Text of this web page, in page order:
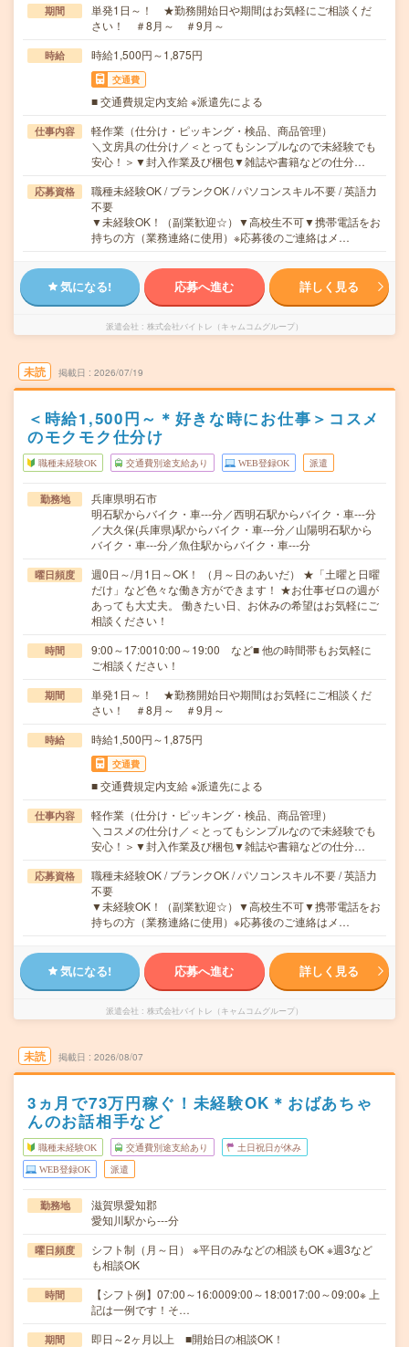
期間
単発1日～！ ★勤務開始日や期間はお気軽にご相談くだ
さい！ ＃8月～ ＃9月～
時給 時給1,500円～1,875円
交通費
■ 交通費規定内支給 ※派遣先による
仕事内容
軽作業（仕分け・ピッキング・検品、商品管理）
＼文房具の仕分け／＜とってもシンプルなので未経験でも
安心！＞▼封入作業及び梱包▼雑誌や書籍などの仕分…
応募資格
職種未経験OK / ブランクOK / パソコンスキル不要 / 英語力
不要
▼未経験OK！（副業歓迎☆）▼高校生不可▼携帯電話をお
持ちの方（業務連絡に使用）※応募後のご連絡はメ…
気になる! 応募へ進む 詳しく見る
派遣会社 株式会社バイトレ（キャムコムグループ）
未読 掲載日 2026/07/19
＜時給1,500円～＊好きな時にお仕事＞コスメ
のモクモク仕分け
職種未経験OK 交通費別途支給あり WEB登録OK 派遣
勤務地
兵庫県明石市
明石駅からバイク・車---分／西明石駅からバイク・車---分
／大久保(兵庫県)駅からバイク・車---分／山陽明石駅から
バイク・車---分／魚住駅からバイク・車---分
曜日頻度
週0日～/月1日～OK！ （月～日のあいだ） ★「土曜と日曜
だけ」など色々な働き方ができます！ ★お仕事ゼロの週が
あっても大丈夫。 働きたい日、お休みの希望はお気軽にご
相談ください！
時間
9:00～17:0010:00～19:00 など■ 他の時間帯もお気軽に
ご相談ください！
期間
単発1日～！ ★勤務開始日や期間はお気軽にご相談くだ
さい！ ＃8月～ ＃9月～
時給 時給1,500円～1,875円
交通費
■ 交通費規定内支給 ※派遣先による
仕事内容
軽作業（仕分け・ピッキング・検品、商品管理）
＼コスメの仕分け／＜とってもシンプルなので未経験でも
安心！＞▼封入作業及び梱包▼雑誌や書籍などの仕分…
応募資格
職種未経験OK / ブランクOK / パソコンスキル不要 / 英語力
不要
▼未経験OK！（副業歓迎☆）▼高校生不可▼携帯電話をお
持ちの方（業務連絡に使用）※応募後のご連絡はメ…
気になる! 応募へ進む 詳しく見る
派遣会社 株式会社バイトレ（キャムコムグループ）
未読 掲載日 2026/08/07
3ヵ月で73万円稼ぐ！未経験OK＊おばあちゃ
んのお話相手など
職種未経験OK 交通費別途支給あり 土日祝日が休み
WEB登録OK 派遣
勤務地
滋賀県愛知郡
愛知川駅から---分
曜日頻度
シフト制（月～日） ※平日のみなどの相談もOK ※週3など
も相談OK
時間
【シフト例】07:00～16:0009:00～18:0017:00～09:00※ 上
記は一例です！そ…
期間 即日～2ヶ月以上 ■開始日の相談OK！